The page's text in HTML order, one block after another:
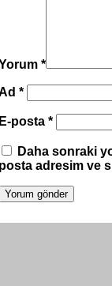
*
*
posta *
Daha sonraki
adresim ve